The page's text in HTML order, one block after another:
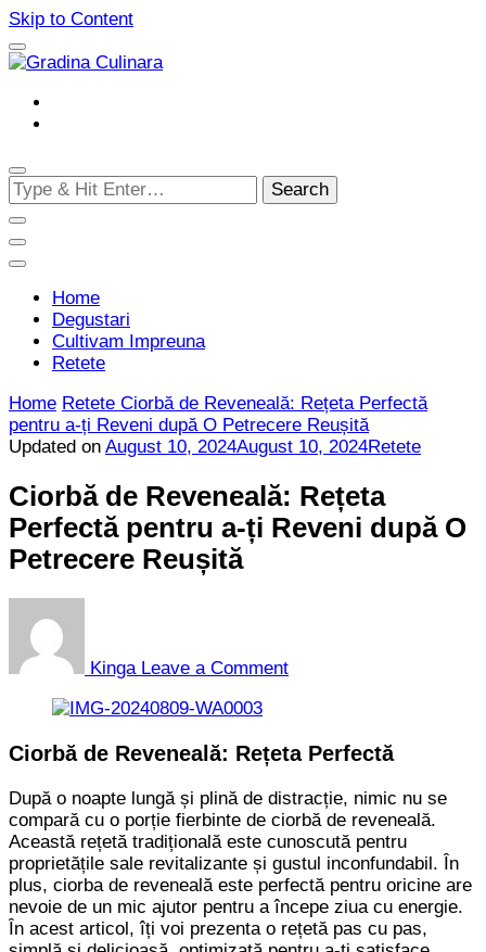
Skip to Content
Gradina Culinara
Cultivam retete delicioase
Looking
for
Something?
Home
Degustari
Cultivam Impreuna
Retete
Home Retete Ciorbă de Reveneală: Rețeta Perfectă
pentru a-ți Reveni după O Petrecere Reușită
Updated on August 10, 2024August 10, 2024Retete
Ciorbă de Reveneală: Rețeta
Perfectă pentru a-ți Reveni după O
Petrecere Reușită
Kinga Leave a CommentReveneală:
a-
Reveni
după
O
Petrecere
Reușită
Ciorbă de Reveneală: Rețeta Perfectă
După o noapte lungă și plină de distracție, nimic nu se
compară cu o porție fierbinte de ciorbă de reveneală.
Această rețetă tradițională este cunoscută pentru
proprietățile sale revitalizante și gustul inconfundabil. În
plus, ciorba de reveneală este perfectă pentru oricine are
nevoie de un mic ajutor pentru a începe ziua cu energie.
În acest articol, îți voi prezenta o rețetă pas cu pas,